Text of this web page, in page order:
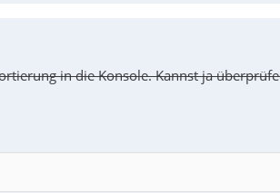
in die Konsole. Kannst ja